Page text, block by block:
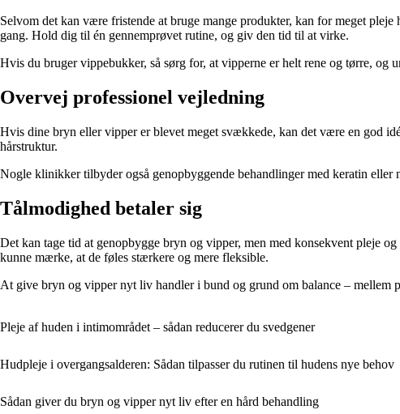
Selvom det kan være fristende at bruge mange produkter, kan for meget
gang. Hold dig til én gennemprøvet rutine, og giv den tid til at virke.
Hvis du bruger vippebukker, så sørg for, at vipperne er helt rene og tørre,
Overvej professionel vejledning
Hvis dine bryn eller vipper er blevet meget svækkede, kan det være en god
hårstruktur.
Nogle klinikker tilbyder også genopbyggende behandlinger med keratin
Tålmodighed betaler sig
Det kan tage tid at genopbygge bryn og vipper, men med konsekvent pleje
kunne mærke, at de føles stærkere og mere fleksible.
At give bryn og vipper nyt liv handler i bund og grund om balance – mellem
Pleje af huden i intimområdet – sådan reducerer du svedgener
Hudpleje i overgangsalderen: Sådan tilpasser du rutinen til hudens nye behov
Sådan giver du bryn og vipper nyt liv efter en hård behandling